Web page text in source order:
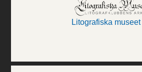
Litografiska museet